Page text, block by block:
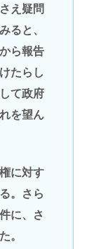
え疑問
ると、
ら報告
たらし
て政府
を望ん
に対す
。さら
に、さ
。